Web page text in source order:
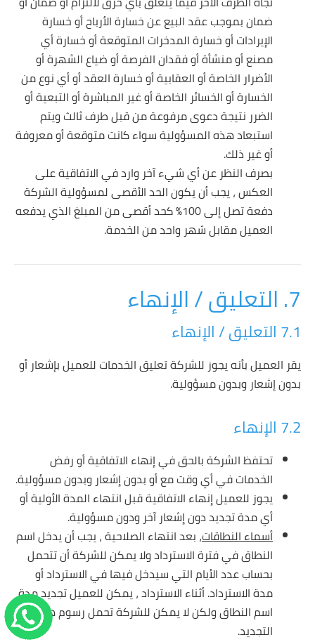
ضمان بموجب عقد البيع عن خسارة الأرباح أو خسارة
الإيرادات أو خسارة المدخرات المتوقعة أو خسارة أي
مصنع أو منشأة أو فقدان الفرصة أو ضياع الشهرة أو
الأضرار الخاصة أو العقابية أو خسارة العقد أو أي نوع من
الخسارة أو الخسائر الخاصة أو غير المباشرة أو التبعية أو
الضرر نتيجة دعوى مرفوعة من قبل طرف ثالث ويتم
استبعاد هذه المسؤولية سواء كانت متوقعة أو معروفة
أو غير ذلك.
بصرف النظر عن أي شيء آخر وارد في الاتفاقية على
العكس ، يجب أن يكون الحد الأقصى لمسؤولية الشركة
دفعة تصل إلى 100٪ كحد أقصى من المبلغ الذي يدفعه
العميل مقابل شهر واحد من الخدمة.
7. التعليق / الإنهاء
7.1 التعليق / الإنهاء
يقر العميل بأنه يجوز للشركة تعليق الخدمات للعميل بإشعار أو
بدون إشعار وبدون مسؤولية.
7.2 الإنهاء
تحتفظ الشركة بالحق في إنهاء الاتفاقية أو رفض
الخدمات في أي وقت مع أو بدون إشعار وبدون مسؤولية.
يجوز للعميل إنهاء الاتفاقية قبل انتهاء المدة الأولية أو
أي مدة تجديد دون إشعار آخر ودون مسؤولية.
أسماء النطاقات، بعد انتهاء الصلاحية ، يجب أن يدخل اسم
النطاق في فترة الاسترداد ولا يمكن للشركة أن تتحمل
بحساب عدد الأيام التي سيدخل فيها في الاسترداد أو
مدة الاسترداد. أثناء الاسترداد ، يمكن للعميل تجديد مدة
اسم النطاق ولكن لا يمكن للشركة تحمل رسوم هذا
التجديد.